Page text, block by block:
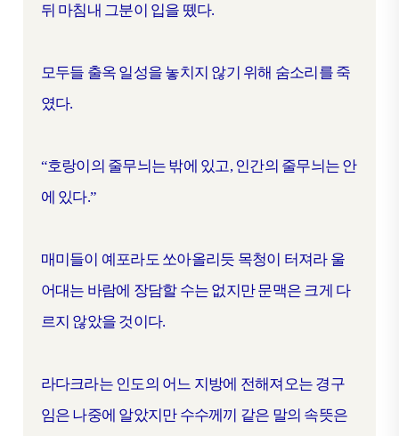
뒤 마침내 그분이 입을 뗐다.
모두들 출옥 일성을 놓치지 않기 위해 숨소리를 죽
였다.
“호랑이의 줄무늬는 밖에 있고, 인간의 줄무늬는 안
에 있다.”
매미들이 예포라도 쏘아올리듯 목청이 터져라 울
어대는 바람에 장담할 수는 없지만 문맥은 크게 다
르지 않았을 것이다.
라다크라는 인도의 어느 지방에 전해져오는 경구
임은 나중에 알았지만 수수께끼 같은 말의 속뜻은